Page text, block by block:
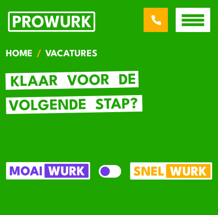
HOME VACATURES
KLAAR VOOR DE
VOLGENDE STAP?